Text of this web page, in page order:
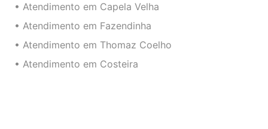
• Atendimento em Capela Velha
• Atendimento em Fazendinha
• Atendimento em Thomaz Coelho
• Atendimento em Costeira